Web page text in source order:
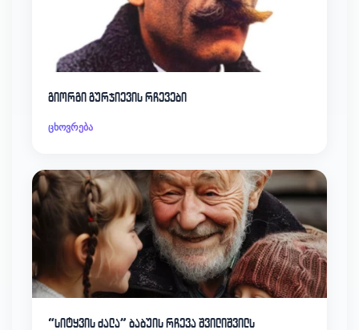
გიორგი გურჯიევის რჩევები
ცხოვრება
“სიტყვის ძალა” ბაბუის რჩევა შვილიშვილს